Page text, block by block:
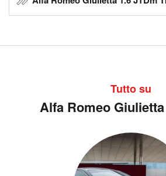
Tutto su
Alfa Romeo Giulietta